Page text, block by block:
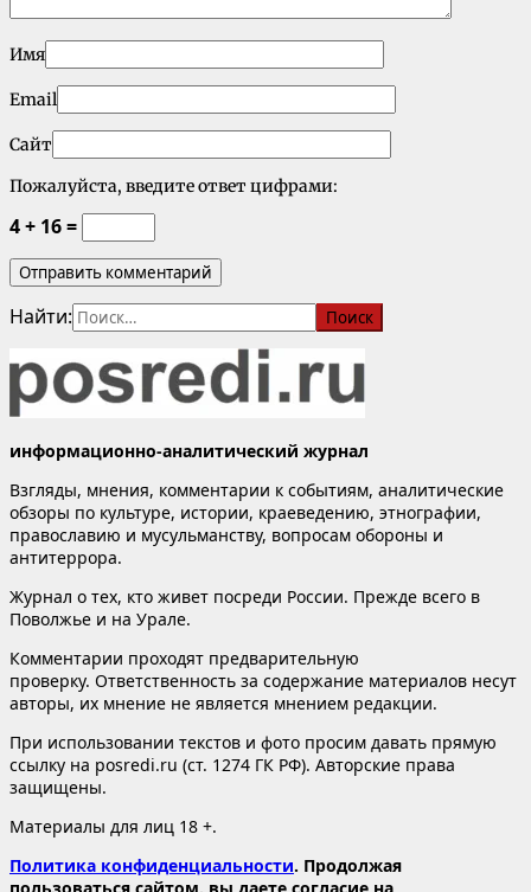
Имя
Email
Сайт
Пожалуйста, введите ответ цифрами:
4 + 16 =
Найти:
информационно-аналитический журнал
Взгляды, мнения, комментарии к событиям, аналитические
обзоры по культуре, истории, краеведению, этнографии,
православию и мусульманству, вопросам обороны и
антитеррора.
Журнал о тех, кто живет посреди России. Прежде всего в
Поволжье и на Урале.
Комментарии проходят предварительную
проверку. Ответственность за содержание материалов несут
авторы, их мнение не является мнением редакции.
При использовании текстов и фото просим давать прямую
ссылку на posredi.ru (ст. 1274 ГК РФ). Авторские права
защищены.
Материалы для лиц 18 +.
Политика конфиденциальности. Продолжая